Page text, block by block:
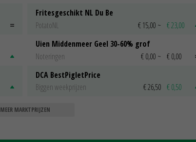
Fritesgeschikt NL Du Be
PotatoNL
€ 15,00 ~ € 23,00
Uien Middenmeer Geel 30-60% grof
Noteringen
€ 0,00 ~ € 0,00
DCA BestPigletPrice
Biggen weekprijzen
€ 26,50 € 0,50
MEER MARKTPRIJZEN